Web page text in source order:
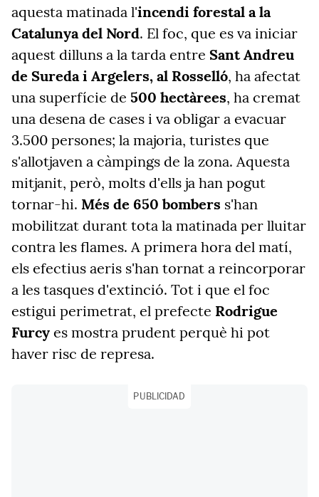
aquesta matinada l'incendi forestal a la
Catalunya del Nord. El foc, que es va iniciar
aquest dilluns a la tarda entre Sant Andreu
de Sureda i Argelers, al Rosselló, ha afectat
una superfície de 500 hectàrees, ha cremat
una desena de cases i va obligar a evacuar
3.500 persones; la majoria, turistes que
s'allotjaven a càmpings de la zona. Aquesta
mitjanit, però, molts d'ells ja han pogut
tornar-hi. Més de 650 bombers s'han
mobilitzat durant tota la matinada per lluitar
contra les flames. A primera hora del matí,
els efectius aeris s'han tornat a reincorporar
a les tasques d'extinció. Tot i que el foc
estigui perimetrat, el prefecte Rodrigue
Furcy es mostra prudent perquè hi pot
haver risc de represa.
PUBLICIDAD